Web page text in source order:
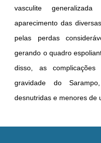
vasculite
aparecimento das
pelas perdas
gerando o quadro
disso, as
gravidade do
desnutridas e menores de